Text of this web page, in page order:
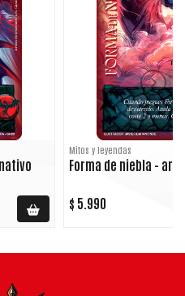
Mitos y leyendas
Forma de niebla -
$ 5.990